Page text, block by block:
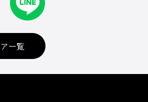
一覧